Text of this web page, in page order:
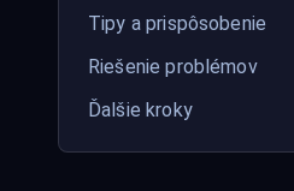
Tipy a prispôsobenie
Riešenie problémov
Ďalšie kroky